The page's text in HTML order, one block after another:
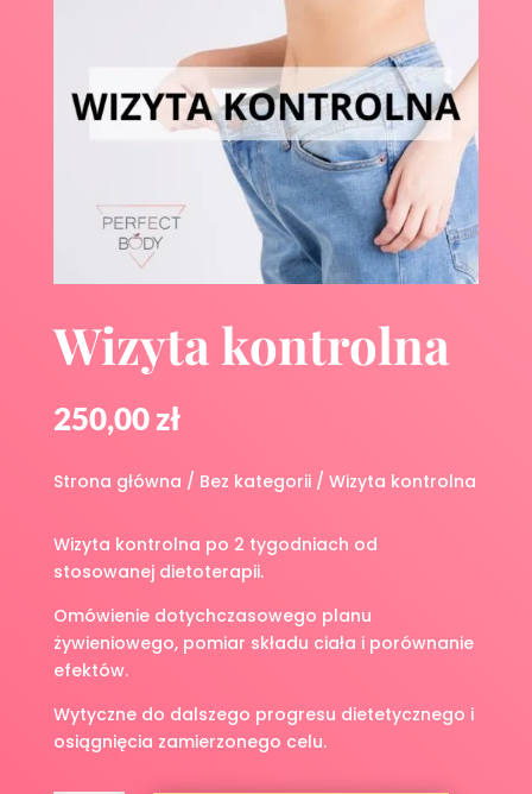
Wizyta kontrolna
250,00zł
Strona główna / Bez kategorii/ Wizyta kontrolna
Wizyta kontrolna po 2 tygodniach od
stosowanej dietoterapii.
Omówienie dotychczasowego planu
żywieniowego, pomiar składu ciała i porównanie
efektów.
Wytyczne do dalszego progresu dietetycznego i
osiągnięcia zamierzonego celu.